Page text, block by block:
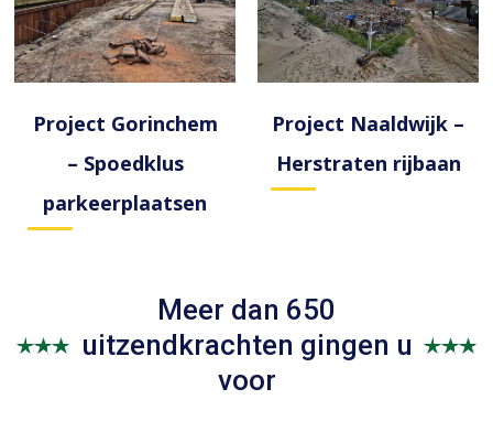
Project Gorinchem
– Spoedklus
parkeerplaatsen
Project Naaldwijk –
Herstraten rijbaan
Meer dan 650
uitzendkrachten gingen u
voor